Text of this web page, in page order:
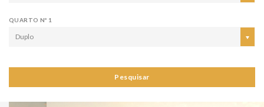
QUARTO Nº 1
Duplo
Pesquisar